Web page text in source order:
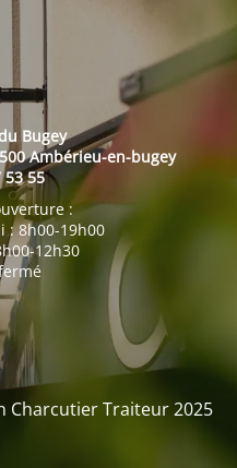
Bugey
Ambérieu-en-bugey
53 55
:
: 8h00-19h00
12h30
Charcutier Traiteur 2025